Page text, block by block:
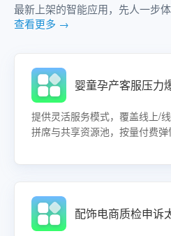
最新上架的智能应用，先人一步
查看更多 →
提供灵活服务模式，覆盖线上/
拼席与共享资源池，按量付费
波谷时撤场不养闲，综合降低